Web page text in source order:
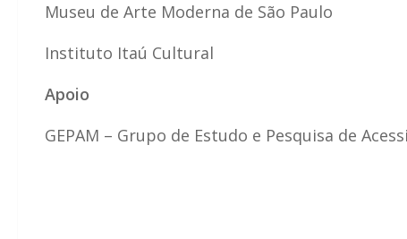
Museu de Arte Moderna de São Paulo
Instituto Itaú Cultural
Apoio
GEPAM – Grupo de Estudo e Pesquisa de